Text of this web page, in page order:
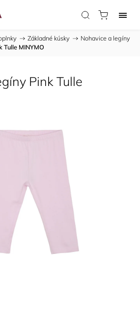
/ Základné kúsky /
Nohavice a legíny
Tulle MINYMO
Pink Tulle